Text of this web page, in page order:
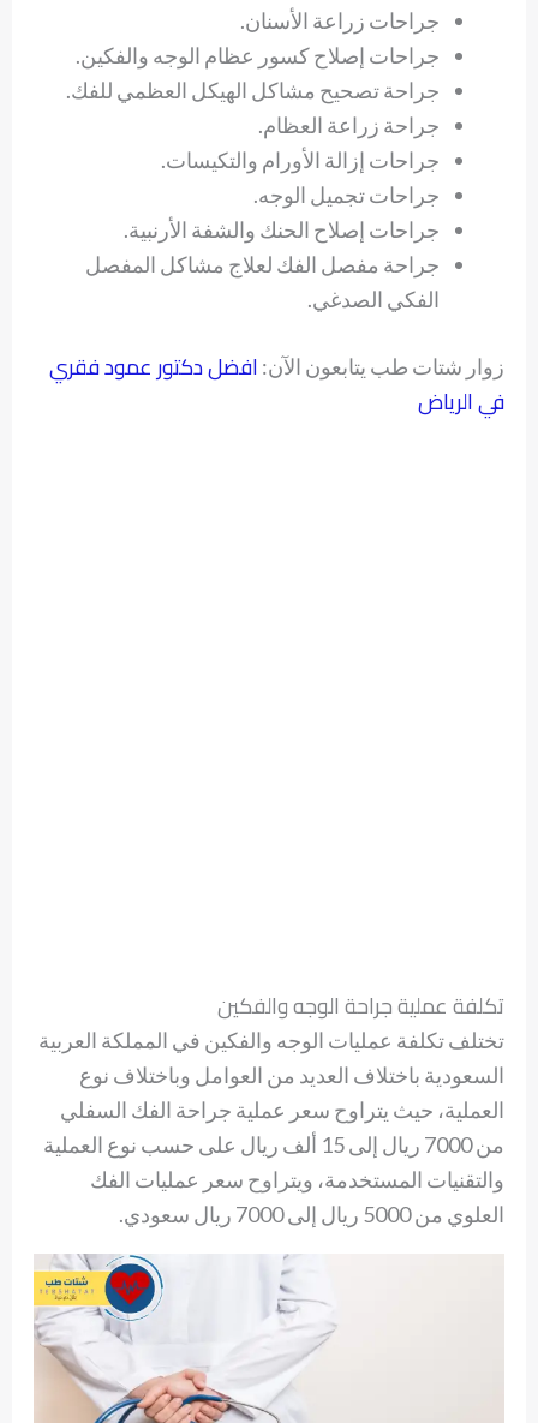
جراحات زراعة الأسنان.
جراحات إصلاح كسور عظام الوجه والفكين.
جراحة تصحيح مشاكل الهيكل العظمي للفك.
جراحة زراعة العظام.
جراحات إزالة الأورام والتكيسات.
جراحات تجميل الوجه.
جراحات إصلاح الحنك والشفة الأرنبية.
جراحة مفصل الفك لعلاج مشاكل المفصل
الفكي الصدغي.
زوار شتات طب يتابعون الآن: افضل دكتور عمود فقري
في الرياض
تكلفة عملية جراحة الوجه والفكين
تختلف تكلفة عمليات الوجه والفكين في المملكة العربية
السعودية باختلاف العديد من العوامل وباختلاف نوع
العملية، حيث يتراوح سعر عملية جراحة الفك السفلي
من 7000 ريال إلى 15 ألف ريال على حسب نوع العملية
والتقنيات المستخدمة، ويتراوح سعر عمليات الفك
العلوي من 5000 ريال إلى 7000 ريال سعودي.